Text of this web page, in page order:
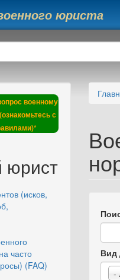
юриста
военному
с
юрист
(исков,
часто
(FAQ)
Вид
-